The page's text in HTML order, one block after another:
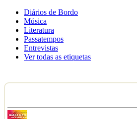
Diários de Bordo
Música
Literatura
Passatempos
Entrevistas
Ver todas as etiquetas